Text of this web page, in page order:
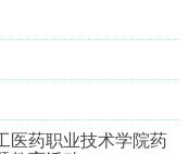
药职业技术学院药